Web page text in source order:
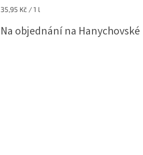
Měrná
35,95 Kč / 1 l
Na objednání na Hanychovské